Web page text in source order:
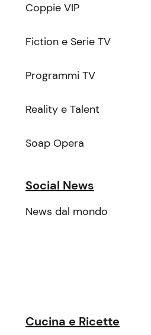
Coppie VIP
Fiction e Serie TV
Programmi TV
Reality e Talent
Soap Opera
Social News
News dal mondo
Cucina e Ricette